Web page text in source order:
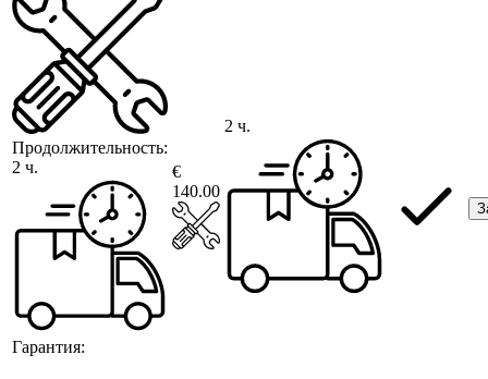
Продолжительность:
2 ч.
Гарантия:
€
140.00
2 ч.